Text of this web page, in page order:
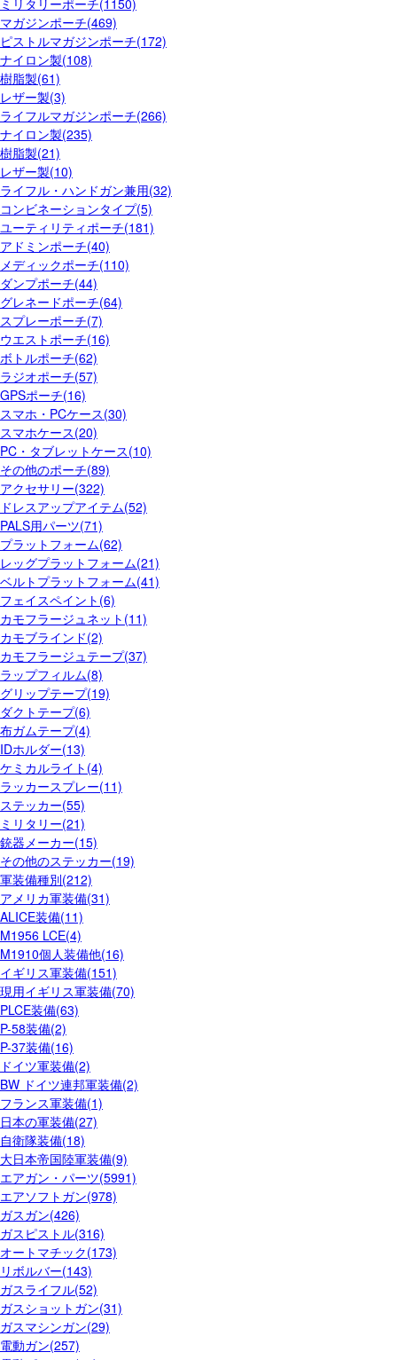
マガジンポーチ(469)
ピストルマガジンポーチ(172)
ナイロン製(108)
樹脂製(61)
レザー製(3)
ライフルマガジンポーチ(266)
ナイロン製(235)
樹脂製(21)
レザー製(10)
ライフル・ハンドガン兼用(32)
コンビネーションタイプ(5)
ユーティリティポーチ(181)
アドミンポーチ(40)
メディックポーチ(110)
ダンプポーチ(44)
グレネードポーチ(64)
スプレーポーチ(7)
ウエストポーチ(16)
ボトルポーチ(62)
ラジオポーチ(57)
GPSポーチ(16)
スマホ・PCケース(30)
スマホケース(20)
PC・タブレットケース(10)
その他のポーチ(89)
アクセサリー(322)
ドレスアップアイテム(52)
PALS用パーツ(71)
プラットフォーム(62)
レッグプラットフォーム(21)
ベルトプラットフォーム(41)
フェイスペイント(6)
カモフラージュネット(11)
カモブラインド(2)
カモフラージュテープ(37)
ラップフィルム(8)
グリップテープ(19)
ダクトテープ(6)
布ガムテープ(4)
IDホルダー(13)
ケミカルライト(4)
ラッカースプレー(11)
ステッカー(55)
ミリタリー(21)
銃器メーカー(15)
その他のステッカー(19)
軍装備種別(212)
アメリカ軍装備(31)
ALICE装備(11)
M1956 LCE(4)
M1910個人装備他(16)
イギリス軍装備(151)
現用イギリス軍装備(70)
PLCE装備(63)
P-58装備(2)
P-37装備(16)
ドイツ軍装備(2)
BW ドイツ連邦軍装備(2)
フランス軍装備(1)
日本の軍装備(27)
自衛隊装備(18)
大日本帝国陸軍装備(9)
エアガン・パーツ(5991)
エアソフトガン(978)
ガスガン(426)
ガスピストル(316)
オートマチック(173)
リボルバー(143)
ガスライフル(52)
ガスショットガン(31)
ガスマシンガン(29)
電動ガン(257)